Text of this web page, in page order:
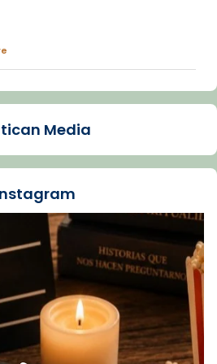
Barcelona
depressió. Fa gairebé
Lluís Companys, la
comp
Vatican
es/iglesia/news/2026-
depresion-papa-viaje-
Media